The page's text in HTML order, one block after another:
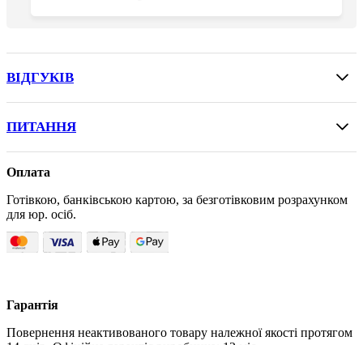
ВІДГУКІВ
ПИТАННЯ
Оплата
Готівкою, банківською картою, за безготівковим розрахунком
для юр. осіб.
Гарантія
Повернення неактивованого товару належної якості протягом